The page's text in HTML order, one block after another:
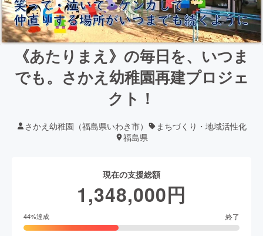
《あたりまえ》の毎日を、いつま
でも。さかえ幼稚園再建プロジェ
クト！
さかえ幼稚園（福島県いわき市）
まちづくり・地域活性化
福島県
現在の支援総額
1,348,000円
44%達成 終了